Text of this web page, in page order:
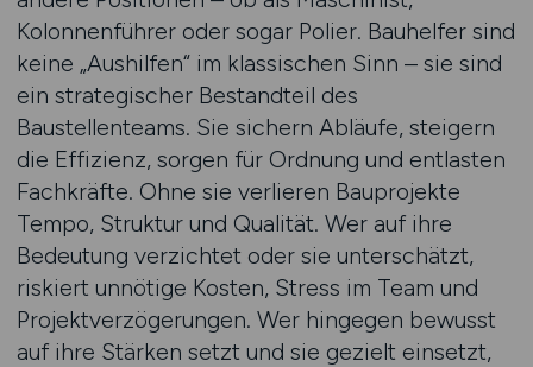
Kolonnenführer oder sogar Polier. Bauhelfer sind
keine „Aushilfen“ im klassischen Sinn – sie sind
ein strategischer Bestandteil des
Baustellenteams. Sie sichern Abläufe, steigern
die Effizienz, sorgen für Ordnung und entlasten
Fachkräfte. Ohne sie verlieren Bauprojekte
Tempo, Struktur und Qualität. Wer auf ihre
Bedeutung verzichtet oder sie unterschätzt,
riskiert unnötige Kosten, Stress im Team und
Projektverzögerungen. Wer hingegen bewusst
auf ihre Stärken setzt und sie gezielt einsetzt,